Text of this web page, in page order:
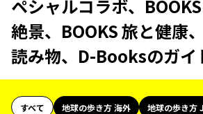
ペシャルコラボ、
絶景、BOOKS 旅と健康
読み物、D-Booksのガイ
すべて 地球の歩き方 海外
地球の歩き方